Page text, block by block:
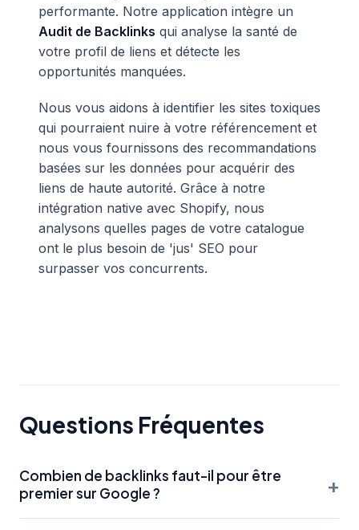
performante. Notre application intègre un
Audit de Backlinks qui analyse la santé de
votre profil de liens et détecte les
opportunités manquées.
Nous vous aidons à identifier les sites toxiques
qui pourraient nuire à votre référencement et
nous vous fournissons des recommandations
basées sur les données pour acquérir des
liens de haute autorité. Grâce à notre
intégration native avec Shopify, nous
analysons quelles pages de votre catalogue
ont le plus besoin de 'jus' SEO pour
surpasser vos concurrents.
Questions Fréquentes
Combien de backlinks faut-il pour être
premier sur Google ?
+